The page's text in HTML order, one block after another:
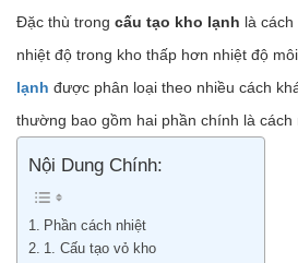
Đặc thù trong cấu tạo kho lạnh là
nhiệt độ trong kho thấp hơn nhiệt độ
lạnh được phân loại theo nhiều cách
thường bao gồm hai phần chính là cách
Nội Dung Chính:
Phần cách nhiệt
1. Cấu tạo vỏ kho